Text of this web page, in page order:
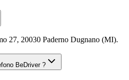
27, 20030 Paderno Dugnano (MI).
BeDriver ?